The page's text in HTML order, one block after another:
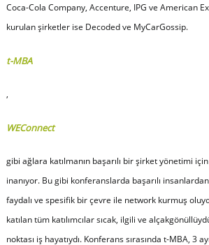
Coca-Cola Company, Accenture, IPG ve American
kurulan şirketler ise Decoded ve MyCarGossip.
t-MBA
,
WEConnect
gibi ağlara katılmanın başarılı bir şirket yönetimi
inanıyor. Bu gibi konferanslarda başarılı
faydalı ve spesifik bir çevre ile network kurmuş
katılan tüm katılımcılar sıcak, ilgili ve
noktası iş hayatıydı. Konferans sırasında t-MBA, 3